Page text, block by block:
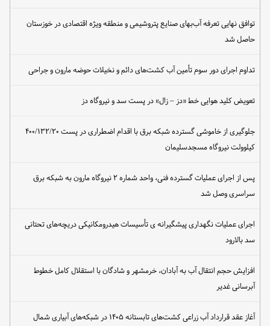
توافق نهایی تعرفه آب‌بهای صنایع پتروشیمی و منطقه ویژه اقتصادی در خوزستان
حاصل شد
تداوم اجرای دور سوم تأمین آب کشت‌های دائم و نخیلات حوضه مارون و جراحی
تعویض کلید هوایی خط «دز – زال» در پست سد و نیروگاه دز
جلوگیری از خاموشی گسترده شبکه برق با اقدام اضطراری در پست ۴۰۰/۱۳۲/۲۰
کیلوولت نیروگاه مسجدسلیمان
پس از اجرای عملیات گسترده فنی، واحد شماره ۲ نیروگاه مارون به شبکه برق
سراسری وصل شد
اجرای عملیات نگهداری پیشگیرانه ی تأسیسات هیدرومکانیکی دریچه‌های تحتانی
سد بالارود
افزایش حجم انتقال آب به آبادان، خرمشهر و شادگان با استقلال کامل خطوط
آبرسانی غدیر
آغاز عقد قرارداد آب زراعی کشت‌های تابستانه ۱۴۰۵ در شبکه‌های آبیاری شمال